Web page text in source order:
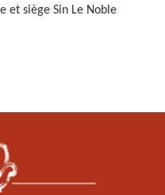
et siège Sin Le Noble